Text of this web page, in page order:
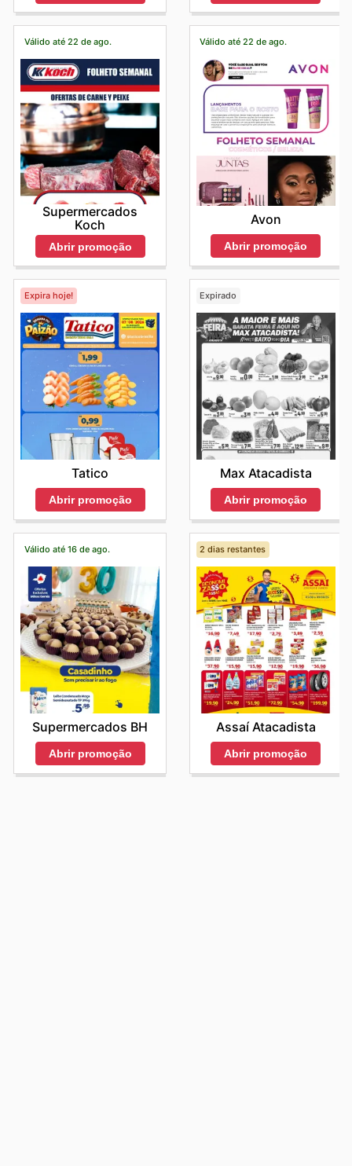
Válido até 22 de ago.
Supermercados
Koch
Abrir promoção
Válido até 22 de ago.
Avon
Abrir promoção
Expira hoje!
Tatico
Abrir promoção
Expirado
Max Atacadista
Abrir promoção
Válido até 16 de ago.
Supermercados BH
Abrir promoção
2 dias restantes
Assaí Atacadista
Abrir promoção